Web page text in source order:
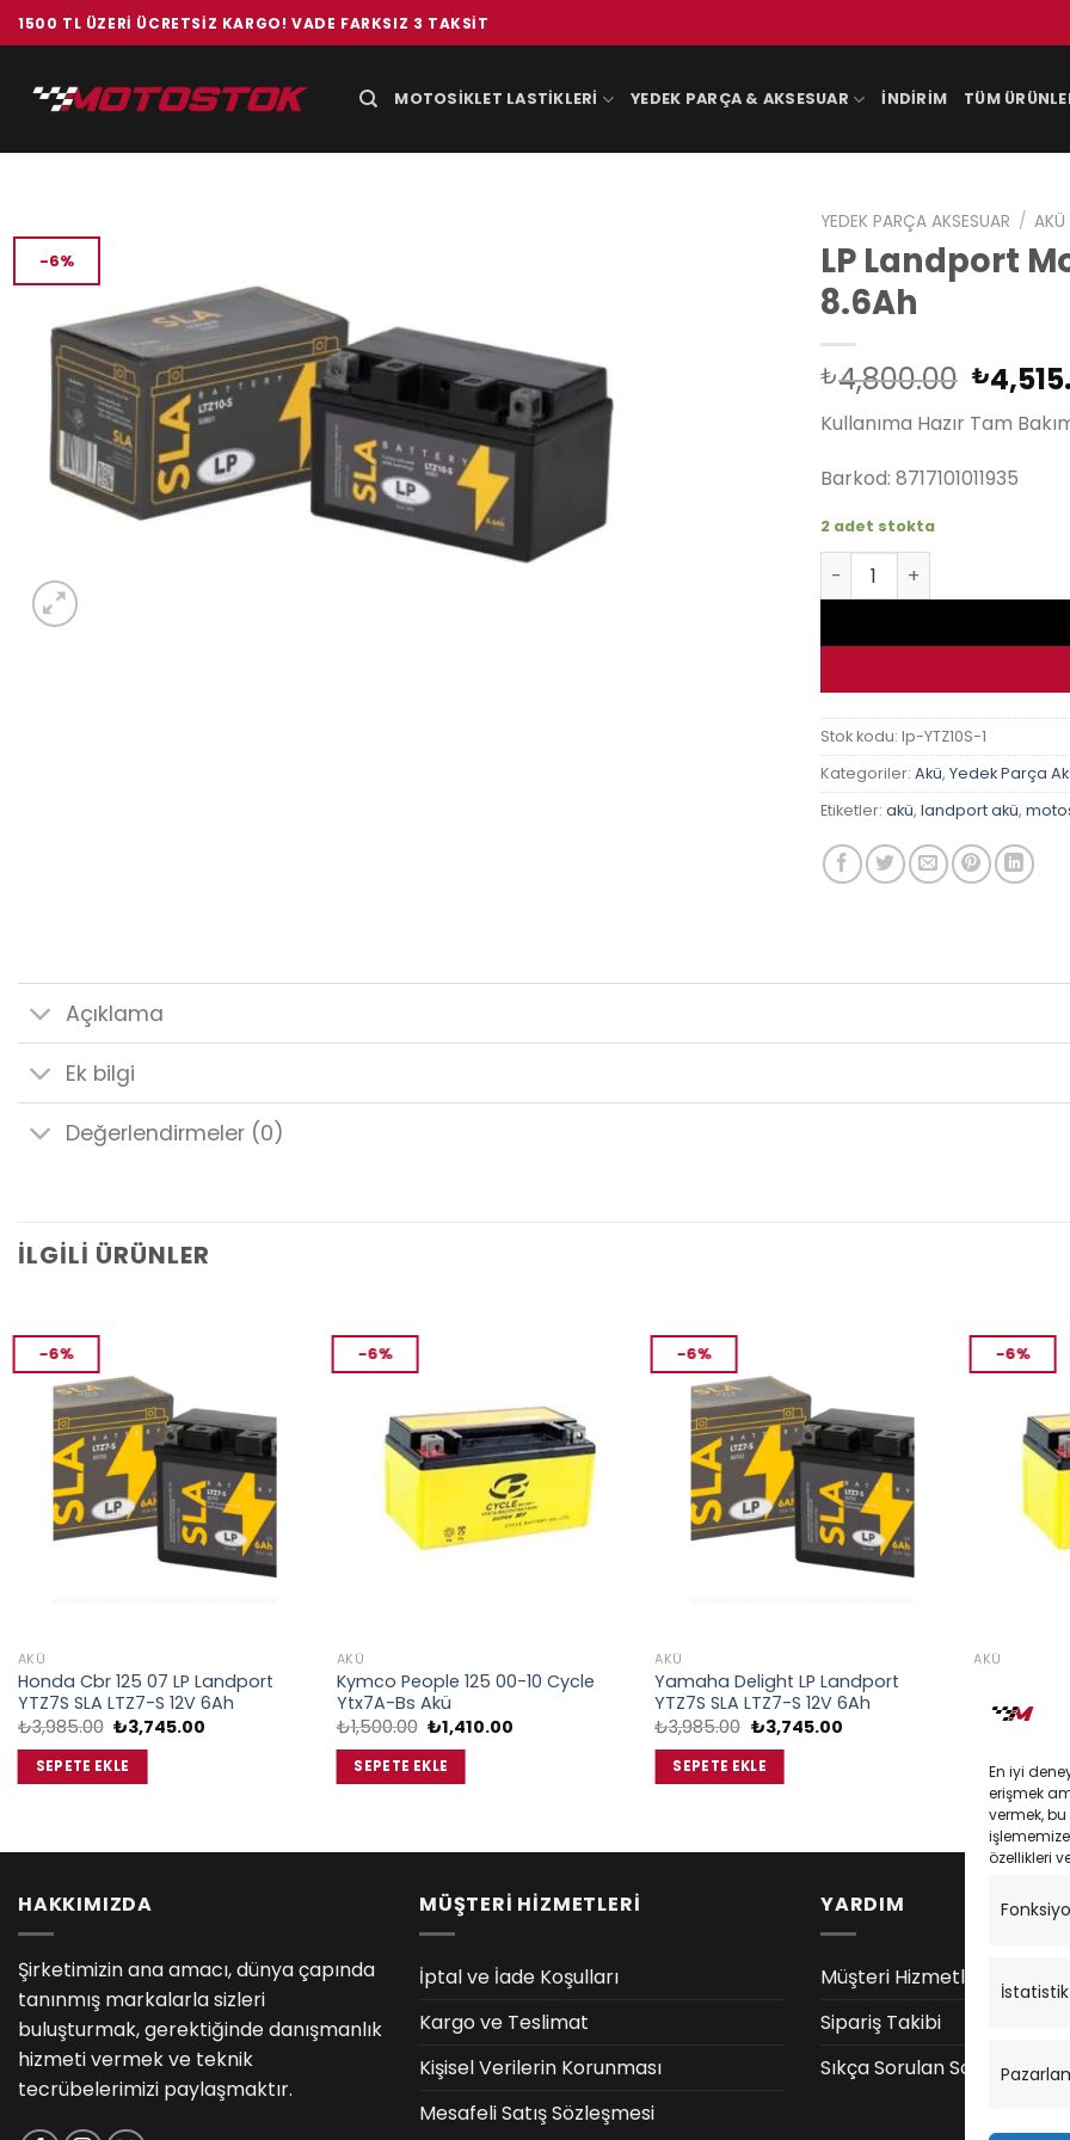
En iyi
erişmek
vermek,
özellikleri
İstatistik
İçeriğe
atla
1500 TL ÜZERI ÜCRETSIZ KARGO! VADE FARKSIZ 3 TAKSIT
MOTOSIKLET LASTIKLERI YEDEK PARÇA & AKSESUAR İNDIRIM TÜM
-6%
YEDEK PARÇA AKSESUAR / AKÜ
LP Landport
8.6Ah
₺4,800.00
fiyat:
₺
Kullanıma Hazır Tam
Barkod: 8717101011935
2 adet stokta
LP Landport Motosiklet
Stok kodu: lp-YTZ10S-1
Kategoriler: Akü, Yedek Parça
Etiketler: akü, landport akü,
Açıklama
Ek bilgi
Değerlendirmeler (0)
İLGILI ÜRÜNLER
-6%
AKÜ
Honda Cbr 125 07 LP Landport
YTZ7S SLA LTZ7-S 12V 6Ah
₺3,985.00 Orijinal
fiyat:
₺3,985.00.
₺3,745.00
SEPETE EKLE
-6%
AKÜ
Kymco People 125 00-10 Cycle
Ytx7A-Bs Akü
₺1,500.00 Orijinal
fiyat:
₺1,500.00.
₺1,410.00Şu
SEPETE EKLE
-6%
AKÜ
Yamaha Delight LP Landport
YTZ7S SLA LTZ7-S 12V 6Ah
₺3,985.00 Orijinal
fiyat:
₺3,985.00.
₺3,745.00Şu
SEPETE EKLE
-6%
AKÜ
Cycle
1,500.00
SEPETE
HAKKIMIZDA
Şirketimizin ana amacı, dünya çapında
tanınmış markalarla sizleri
buluşturmak, gerektiğinde danışmanlık
hizmeti vermek ve teknik
tecrübelerimizi paylaşmaktır.
MÜŞTERİ HİZMETLERİ
İptal ve İade Koşulları
Kargo ve Teslimat
Kişisel Verilerin Korunması
Mesafeli Satış Sözleşmesi
YARDIM
Müşteri Hizmetleri
Sipariş Takibi
Sıkça Sorulan Sorular